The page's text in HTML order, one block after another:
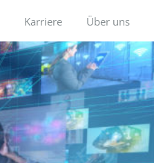
Karriere Über uns